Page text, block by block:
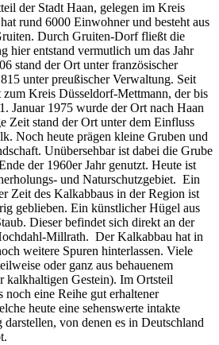
der Stadt Haan, gelegen im Kreis
rund 6000 Einwohner und besteht aus
Durch Gruiten-Dorf fließt die
hier entstand vermutlich um das Jahr
stand der Ort unter französischer
unter preußischer Verwaltung. Seit
zum Kreis Düsseldorf-Mettmann, der bis
Januar 1975 wurde der Ort nach Haan
Zeit stand der Ort unter dem Einfluss
Noch heute prägen kleine Gruben und
Unübersehbar ist dabei die Grube
der 1960er Jahr genutzt. Heute ist
und Naturschutzgebiet. Ein
Zeit des Kalkabbaus in der Region ist
geblieben. Ein künstlicher Hügel aus
Dieser befindet sich direkt an der
Millrath. Der Kalkabbau hat in
weitere Spuren hinterlassen. Viele
oder ganz aus behauenem
kalkhaltigen Gestein). Im Ortsteil
eine Reihe gut erhaltener
heute eine sehenswerte intakte
darstellen, von denen es in Deutschland